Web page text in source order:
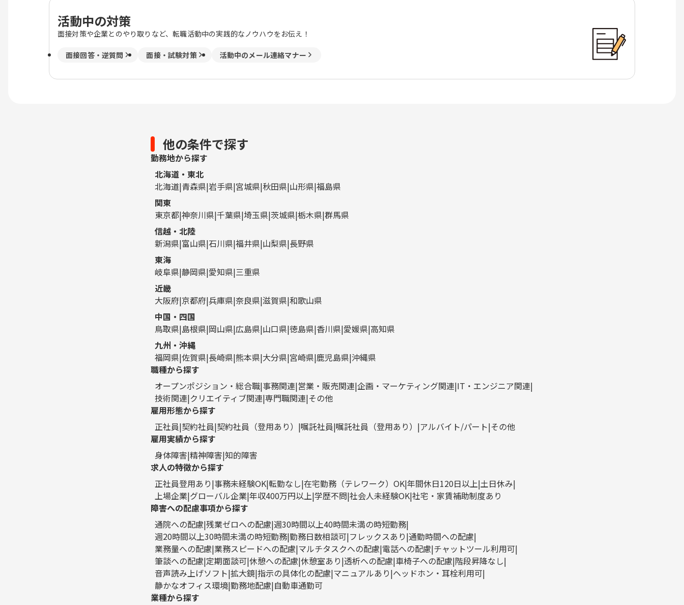
活動中の対策
面接対策や企業とのやり取りなど、転職活動中の実践的なノウハウをお伝え！
面接回答・逆質問 面接・試験対策 活動中のメール連絡マナー
他の条件で探す
勤務地から探す
北海道・東北
北海道 青森県 岩手県 宮城県 秋田県 山形県 福島県
関東
東京都 神奈川県 千葉県 埼玉県 茨城県 栃木県 群馬県
信越・北陸
新潟県 富山県 石川県 福井県 山梨県 長野県
東海
岐阜県 静岡県 愛知県 三重県
近畿
大阪府 京都府 兵庫県 奈良県 滋賀県 和歌山県
中国・四国
鳥取県 島根県 岡山県 広島県 山口県 徳島県 香川県 愛媛県 高知県
九州・沖縄
福岡県 佐賀県 長崎県 熊本県 大分県 宮崎県 鹿児島県 沖縄県
職種から探す
オープンポジション・総合職 事務関連 営業・販売関連 企画・マーケティング関連 IT・エンジニア関連
技術関連 クリエイティブ関連 専門職関連 その他
雇用形態から探す
正社員 契約社員 契約社員（登用あり） 嘱託社員 嘱託社員（登用あり） アルバイト/パート その他
雇用実績から探す
身体障害 精神障害 知的障害
求人の特徴から探す
正社員登用あり 事務未経験OK 転勤なし 在宅勤務（テレワーク）OK 年間休日120日以上 土日休み
上場企業 グローバル企業 年収400万円以上 学歴不問 社会人未経験OK 社宅・家賃補助制度あり
障害への配慮事項から探す
通院への配慮 残業ゼロへの配慮 週30時間以上40時間未満の時短勤務
週20時間以上30時間未満の時短勤務 勤務日数相談可 フレックスあり 通勤時間への配慮
業務量への配慮 業務スピードへの配慮 マルチタスクへの配慮 電話への配慮 チャットツール利用可
筆談への配慮 定期面談可 休憩への配慮 休憩室あり 透析への配慮 車椅子への配慮 階段昇降なし
音声読み上げソフト 拡大鏡 指示の具体化の配慮 マニュアルあり ヘッドホン・耳栓利用可
静かなオフィス環境 勤務地配慮 自動車通勤可
業種から探す